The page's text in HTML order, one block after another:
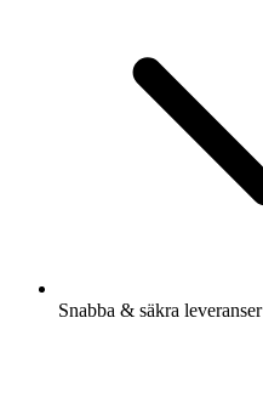
Snabba & säkra leveranser